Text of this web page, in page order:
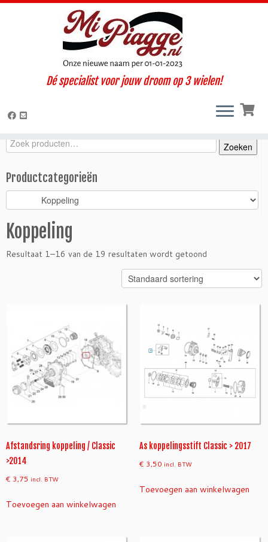
Dé specialist voor jouw droom op 3 wielen!
Onderdelen / accessoires » Ape Classic » Classic 400 E4
Zoeken
Zoeken
naar:
Zoeken
Productcategorieën
Koppeling
Resultaat 1–16 van de 19 resultaten wordt getoond
Afstandsring koppeling / Classic
>2014
€ 3,75 incl. BTW
Toevoegen aan winkelwagen
As koppelingsstift Classic > 2017
€ 3,50 incl. BTW
Toevoegen aan winkelwagen